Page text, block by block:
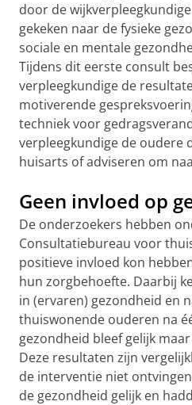
door de
gekeken naar de fysieke
sociale en mentale
Tijdens dit eerste consult
verpleegkundige de
motiverende
techniek voor
verpleegkundige de oudere
huisarts of adviseren om
Geen invloed op
De onderzoekers hebben
Consultatiebureau voor
positieve invloed kon
hun zorgbehoefte. Daarbij
in (ervaren) gezondheid en
thuiswonende ouderen na
gezondheid bleef gelijk
Deze resultaten zijn
de interventie niet
de gezondheid gelijk en